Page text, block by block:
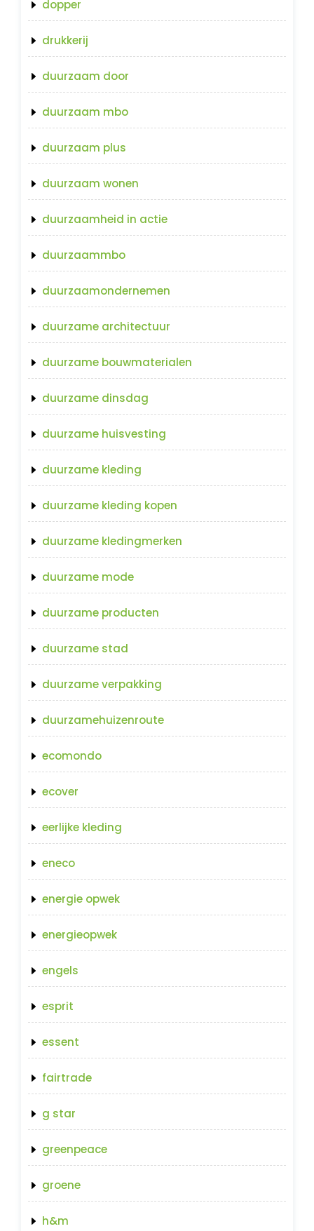
dopper
drukkerij
duurzaam door
duurzaam mbo
duurzaam plus
duurzaam wonen
duurzaamheid in actie
duurzaammbo
duurzaamondernemen
duurzame architectuur
duurzame bouwmaterialen
duurzame dinsdag
duurzame huisvesting
duurzame kleding
duurzame kleding kopen
duurzame kledingmerken
duurzame mode
duurzame producten
duurzame stad
duurzame verpakking
duurzamehuizenroute
ecomondo
ecover
eerlijke kleding
eneco
energie opwek
energieopwek
engels
esprit
essent
fairtrade
g star
greenpeace
groene
h&m